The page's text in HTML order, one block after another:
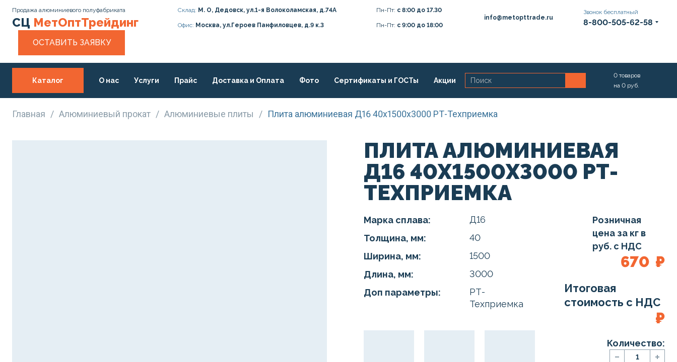
Продажа алюминиевого полуфабриката
СЦ МетОптТрейдинг
Склад: М. О, Дедовск, ул.1-я Волоколамская, д.74А
Офис: Москва, ул.Героев Панфиловцев, д.9 к.3
Пн-Пт: с 8:00 до 17.30
Пн-Пт: с 9:00 до 18:00
info@metopttrade.ru
Звонок бесплатный
8-800-505-62-58
ОСТАВИТЬ ЗАЯВКУ
Каталог О нас Услуги Прайс Доставка и Оплата Фото Сертификаты и ГОСТы Акции
0 товаров
на 0 руб.
Главная / Алюминиевый прокат / Алюминиевые плиты / Плита алюминиевая Д16 40х1500х3000 РТ-Техприемка
ПЛИТА АЛЮМИНИЕВАЯ
Д16 40Х1500Х3000 РТ-
ТЕХПРИЕМКА
Марка сплава:
Д16
Толщина, мм:
40
Ширина, мм:
1500
Длина, мм:
3000
Доп параметры:
РТ-
Техприемка
Розничная
цена за кг в
руб. с НДС
670 ₽
Итоговая
стоимость с НДС
₽
Количество: